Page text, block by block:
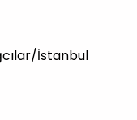
İstanbul